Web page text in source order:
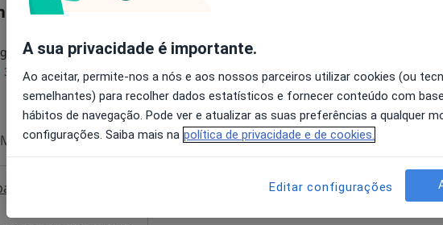
Pappamikail
3 opiniões
Morada 3 Morada 4
O agendamento online não está
disponível
Solicite um atendimento
A sua privacidade é importante.
Ao aceitar, permite-nos a nós e aos nossos parceiros utilizar cookies (ou
semelhantes) para recolher dados estatísticos e fornecer conteúdo com
hábitos de navegação. Pode ver e atualizar as suas preferências a qualquer
configurações. Saiba mais na política de privacidade e de cookies.
Editar configurações